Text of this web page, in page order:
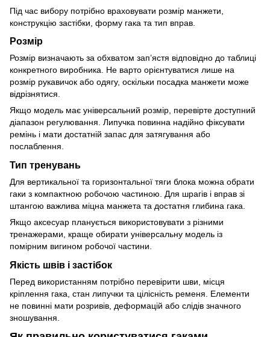
Під час вибору потрібно враховувати розмір манжети,
конструкцію застібки, форму гака та тип вправ.
Розмір
Розмір визначають за обхватом зап’ястя відповідно до таблиці
конкретного виробника. Не варто орієнтуватися лише на
розмір рукавичок або одягу, оскільки посадка манжети може
відрізнятися.
Якщо модель має універсальний розмір, перевірте доступний
діапазон регулювання. Липучка повинна надійно фіксувати
ремінь і мати достатній запас для затягування або
послаблення.
Тип тренувань
Для вертикальної та горизонтальної тяги блока можна обрати
гаки з компактною робочою частиною. Для шрагів і вправ зі
штангою важлива міцна манжета та достатня глибина гака.
Якщо аксесуар планується використовувати з різними
тренажерами, краще обирати універсальну модель із
помірним вигином робочої частини.
Якість швів і застібок
Перед використанням потрібно перевірити шви, місця
кріплення гака, стан липучки та цілісність ременя. Елементи
не повинні мати розривів, деформацій або слідів значного
зношування.